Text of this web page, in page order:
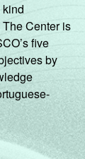
Center is
five
by